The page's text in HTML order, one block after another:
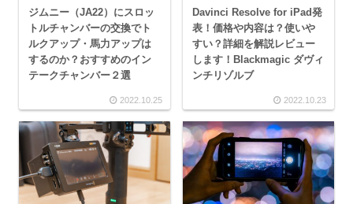
ジムニー（JA22）にスロッ
トルチャンバーの交換でト
ルクアップ・馬力アップは
するのか？おすすめのイン
テークチャンバー２選
2022.10.25
Davinci Resolve for iPad発
表！価格や内容は？使いや
すい？詳細を解説レビュー
します！Blackmagic ダヴィ
ンチリゾルブ
2022.10.23